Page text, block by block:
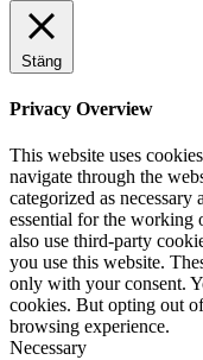
Stäng
Privacy Overview
This website uses
navigate through the
categorized as
essential for the working
also use third-party
you use this website.
only with your consent.
cookies. But opting out
browsing experience.
Necessary